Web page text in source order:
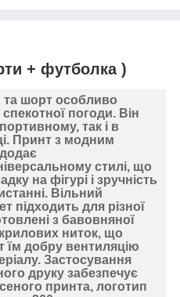
+ футболка )
та шорт особливо
погоди. Він
так і в
Принт з модним
стилі, що
на фігурі і зручність
Вільний
підходить для різної
з бавовняної
ниток, що
їм добру вентиляцію
Застосування
друку забезпечує
принта, логотип